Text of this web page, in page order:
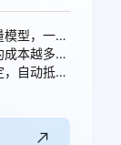
可抵扣由阿里云百炼提供的全量模型，一次购买即可跨模型通享。
承诺消费越高、周期越长，节约成本越多，直省50元。
随时生效，无需手动激活或绑定，自动抵扣。